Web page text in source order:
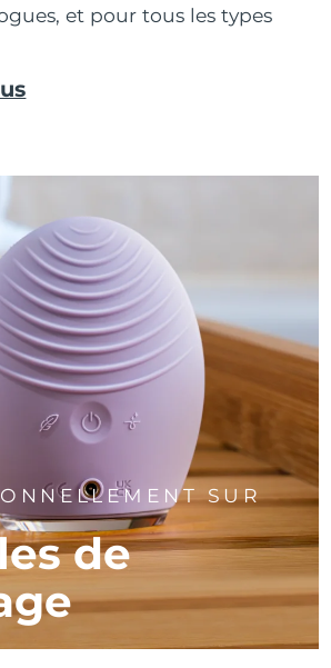
et pour tous les types
SUR
de